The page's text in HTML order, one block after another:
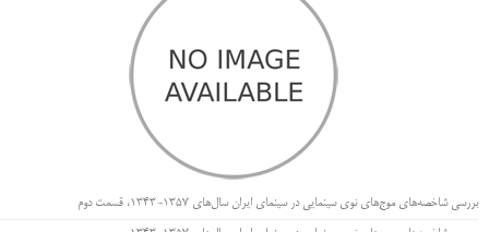
بررسی شاخصه‌های موج‌های نوی سینمایی در سینمای ایران سال‌های 1357-1343، قسمت دوم